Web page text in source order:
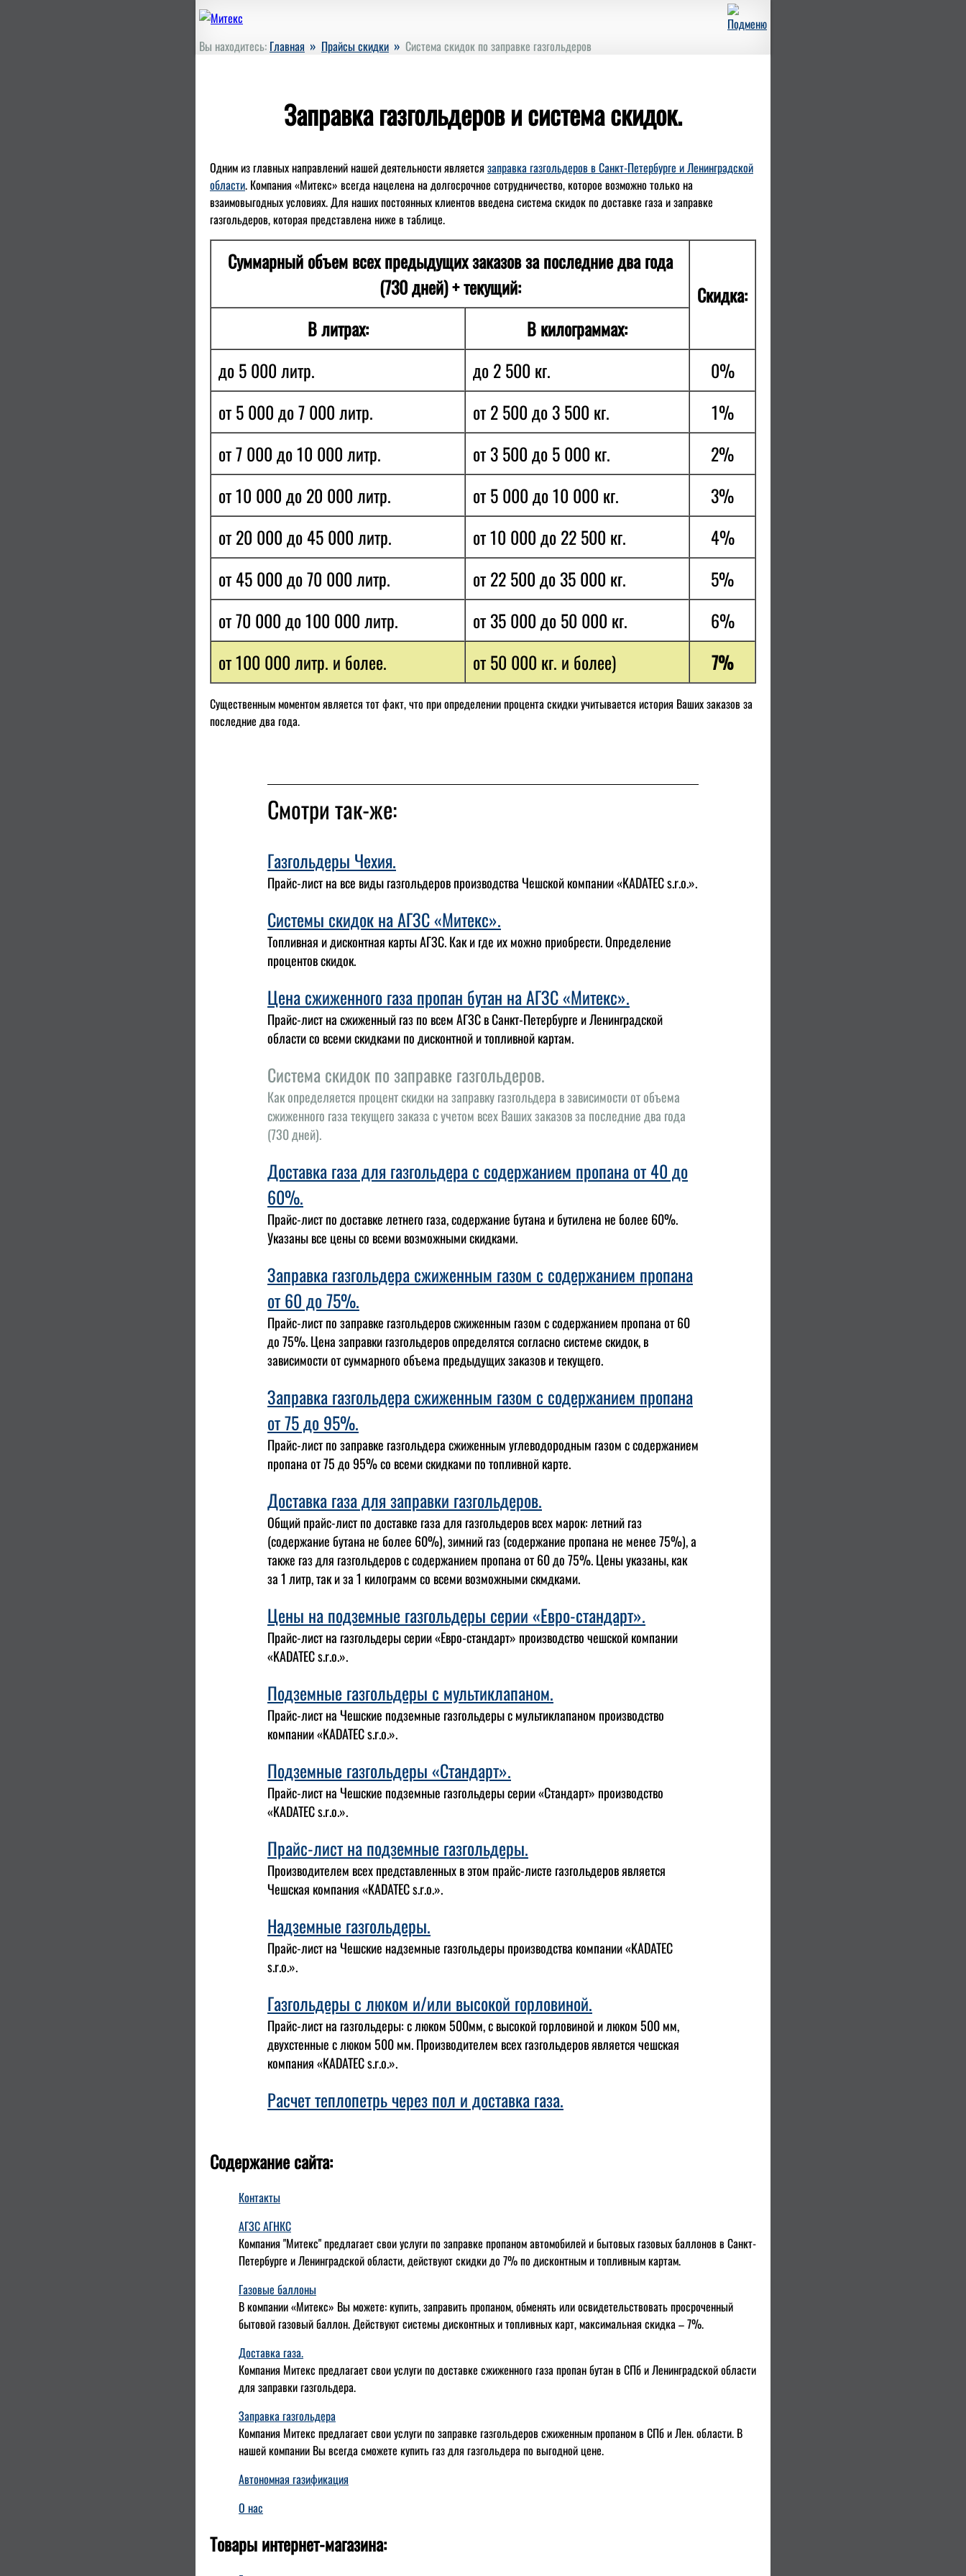
Вы находитесь: Главная » Прайсы скидки » Система скидок по заправке газгольдеров
Заправка газгольдеров и система скидок.
Одним из главных направлений нашей деятельности является заправка газгольдеров в Санкт-Петербурге и Ленинградской
области. Компания «Митекс» всегда нацелена на долгосрочное сотрудничество, которое возможно только на
взаимовыгодных условиях. Для наших постоянных клиентов введена система скидок по доставке газа и заправке
газгольдеров, которая представлена ниже в таблице.
Суммарный объем всех предыдущих заказов за последние два года
(730 дней) + текущий:
Скидка:
В литрах:
В килограммах:
до 5 000 литр.
до 2 500 кг.
0%
от 5 000 до 7 000 литр.
от 2 500 до 3 500 кг.
1%
от 7 000 до 10 000 литр.
от 3 500 до 5 000 кг.
2%
от 10 000 до 20 000 литр.
от 5 000 до 10 000 кг.
3%
от 20 000 до 45 000 литр.
от 10 000 до 22 500 кг.
4%
от 45 000 до 70 000 литр.
от 22 500 до 35 000 кг.
5%
от 70 000 до 100 000 литр.
от 35 000 до 50 000 кг.
6%
от 100 000 литр. и более.
от 50 000 кг. и более) 7%
Существенным моментом является тот факт, что при определении процента скидки учитывается история Ваших заказов за
последние два года.
Смотри так-же:
Газгольдеры Чехия.
Прайс-лист на все виды газгольдеров производства Чешской компании «KADATEC s.r.o.».
Системы скидок на АГЗС «Митекс».
Топливная и дисконтная карты АГЗС. Как и где их можно приобрести. Определение
процентов скидок.
Цена сжиженного газа пропан бутан на АГЗС «Митекс».
Прайс-лист на сжиженный газ по всем АГЗС в Санкт-Петербурге и Ленинградской
области со всеми скидками по дисконтной и топливной картам.
Система скидок по заправке газгольдеров.
Как определяется процент скидки на заправку газгольдера в зависимости от объема
сжиженного газа текущего заказа с учетом всех Ваших заказов за последние два года
(730 дней).
Доставка газа для газгольдера с содержанием пропана от 40 до
60%.
Прайс-лист по доставке летнего газа, содержание бутана и бутилена не более 60%.
Указаны все цены со всеми возможными скидками.
Заправка газгольдера сжиженным газом с содержанием пропана
от 60 до 75%.
Прайс-лист по заправке газгольдеров сжиженным газом с содержанием пропана от 60
до 75%. Цена заправки газгольдеров определятся согласно системе скидок, в
зависимости от суммарного объема предыдущих заказов и текущего.
Заправка газгольдера сжиженным газом с содержанием пропана
от 75 до 95%.
Прайс-лист по заправке газгольдера сжиженным углеводородным газом с содержанием
пропана от 75 до 95% со всеми скидками по топливной карте.
Доставка газа для заправки газгольдеров.
Общий прайс-лист по доставке газа для газгольдеров всех марок: летний газ
(содержание бутана не более 60%), зимний газ (содержание пропана не менее 75%), а
также газ для газгольдеров с содержанием пропана от 60 до 75%. Цены указаны, как
за 1 литр, так и за 1 килограмм со всеми возможными скмдками.
Цены на подземные газгольдеры серии «Евро-стандарт».
Прайс-лист на газгольдеры серии «Евро-стандарт» производство чешской компании
«KADATEC s.r.o.».
Подземные газгольдеры с мультиклапаном.
Прайс-лист на Чешские подземные газгольдеры с мультиклапаном производство
компании «KADATEC s.r.o.».
Подземные газгольдеры «Стандарт».
Прайс-лист на Чешские подземные газгольдеры серии «Стандарт» производство
«KADATEC s.r.o.».
Прайс-лист на подземные газгольдеры.
Производителем всех представленных в этом прайс-листе газгольдеров является
Чешская компания «KADATEC s.r.o.».
Надземные газгольдеры.
Прайс-лист на Чешские надземные газгольдеры производства компании «KADATEC
s.r.o.».
Газгольдеры с люком и/или высокой горловиной.
Прайс-лист на газгольдеры: с люком 500мм, с высокой горловиной и люком 500 мм,
двухстенные с люком 500 мм. Производителем всех газгольдеров является чешская
компания «KADATEC s.r.o.».
Расчет теплопетрь через пол и доставка газа.
Содержание сайта:
Контакты
АГЗС АГНКС
Компания "Митекс" предлагает свои услуги по заправке пропаном автомобилей и бытовых газовых баллонов в Санкт-
Петербурге и Ленинградской области, действуют скидки до 7% по дисконтным и топливным картам.
Газовые баллоны
В компании «Митекс» Вы можете: купить, заправить пропаном, обменять или освидетельствовать просроченный
бытовой газовый баллон. Действуют системы дисконтных и топливных карт, максимальная скидка – 7%.
Доставка газа.
Компания Митекс предлагает свои услуги по доставке сжиженного газа пропан бутан в СПб и Ленинградской области
для заправки газгольдера.
Заправка газгольдера
Компания Митекс предлагает свои услуги по заправке газгольдеров сжиженным пропаном в СПб и Лен. области. В
нашей компании Вы всегда сможете купить газ для газгольдера по выгодной цене.
Автономная газификация
О нас
Товары интернет-магазина: